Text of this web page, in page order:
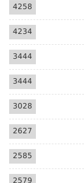
4258
4234
3444
3444
3028
2627
2585